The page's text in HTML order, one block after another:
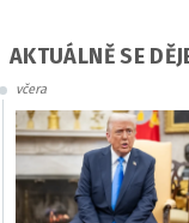
AKTUÁLNĚ SE
včera